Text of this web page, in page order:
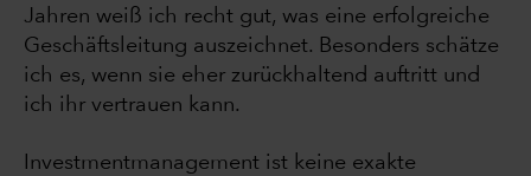
Jahren weiß ich recht gut, was eine erfolgreiche
Geschäftsleitung auszeichnet. Besonders schätze
ich es, wenn sie eher zurückhaltend auftritt und
ich ihr vertrauen kann.
Investmentmanagement ist keine exakte